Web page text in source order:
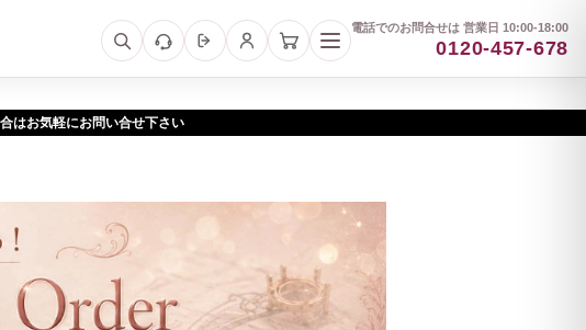
はお気軽にお問い合せ下さい
電話でのお問合せは 営業日 10:00-18:00
0120-457-678